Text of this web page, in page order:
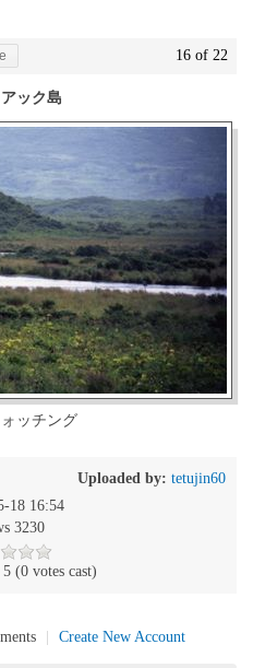
16 of 22
ック島
ッチング
Uploaded by: tetujin60
18 16:54
3230
(0 votes cast)
Create New Account